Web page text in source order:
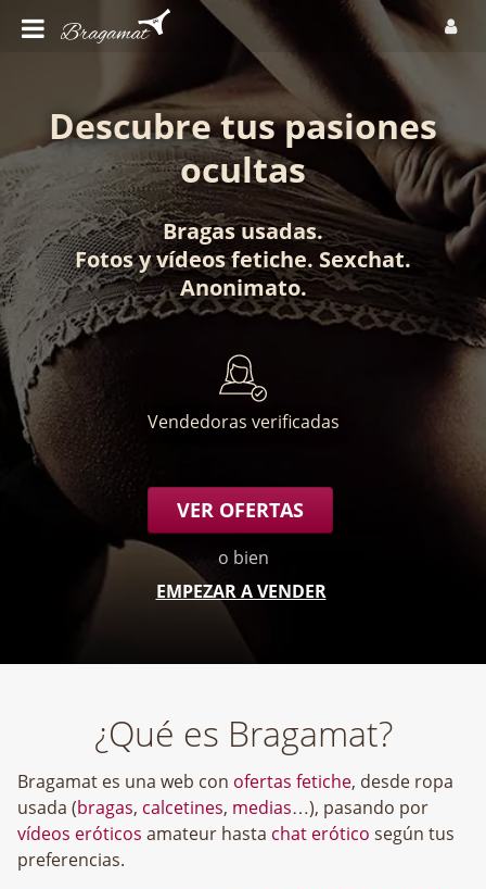
Descubre tus pasiones
ocultas
Bragas usadas.
Fotosyvídeos fetiche. Sexchat.
Anonimato.
Vendedoras verificadas
VER OFERTAS
o bien
EMPEZAR A VENDER
¿Qué es Bragamat?
Bragamat es una web con ofertas fetiche, desde ropa
usada (bragas, calcetines, medias…), pasando por
vídeos eróticos amateur hasta chat erótico según tus
preferencias.